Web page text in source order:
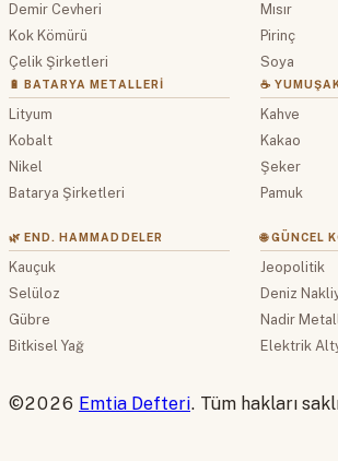
Demir Cevheri
Kok Kömürü
Çelik Şirketleri
🔋 BATARYA METALLERI
Lityum
Kobalt
Nikel
Batarya Şirketleri
Mısır
Pirinç
Soya
☕
Kahve
Kakao
Şeker
Pamuk
🌿 END. HAMMADDELER
Kauçuk
Selüloz
Gübre
Bitkisel Yağ
🌐 GÜNCEL
Jeopolitik
Deniz
Nadir
Elektrik
©2026 Emtia Defteri. Tüm hakları